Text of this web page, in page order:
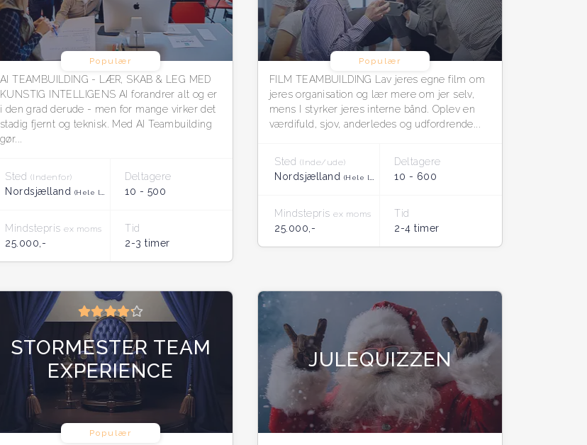
Populær
AI TEAMBUILDING - LÆR, SKAB & LEG MED
KUNSTIG INTELLIGENS AI forandrer alt og er
i den grad derude - men for mange virker det
stadig fjernt og teknisk. Med AI Teambuilding
gør...
Sted (Indenfor)
Nordsjælland (Hele landet)
Deltagere
10 - 500
Mindstepris ex moms
25.000,-
Tid
2-3 timer
Populær
FILM TEAMBUILDING Lav jeres egne film om
jeres organisation og lær mere om jer selv,
mens I styrker jeres interne bånd. Oplev en
værdifuld, sjov, anderledes og udfordrende...
Sted (Inde/ude)
Nordsjælland (Hele landet)
Deltagere
10 - 600
Mindstepris ex moms
25.000,-
Tid
2-4 timer
Populær
STORMESTER TEAM
EXPERIENCE
JULEQUIZZEN